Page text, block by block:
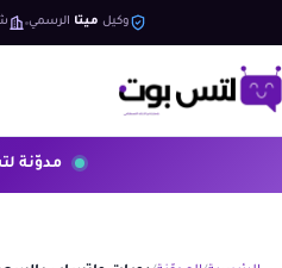
وكيل ميتا الرسمي
مدوّنة